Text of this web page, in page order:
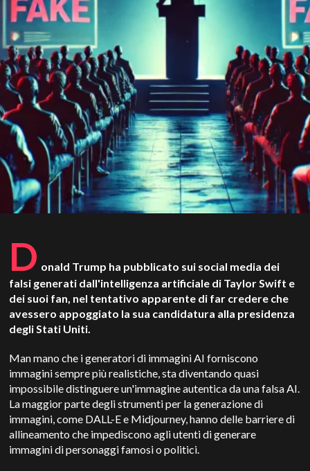
D onald Trump ha pubblicato sui social media dei
falsi generati dall'intelligenza artificiale di Taylor Swift e
dei suoi fan, nel tentativo apparente di far credere che
avessero appoggiato la sua candidatura alla presidenza
degli Stati Uniti.
Man mano che i generatori di immagini AI forniscono
immagini sempre più realistiche, sta diventando quasi
impossibile distinguere un'immagine autentica da una falsa AI.
La maggior parte degli strumenti per la generazione di
immagini, come DALL-E e Midjourney, hanno delle barriere di
allineamento che impediscono agli utenti di generare
immagini di personaggi famosi o politici.